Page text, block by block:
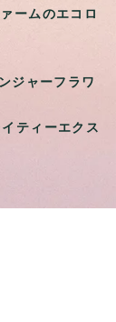
ームのエコロ
ジャーフラワ
ティーエクス